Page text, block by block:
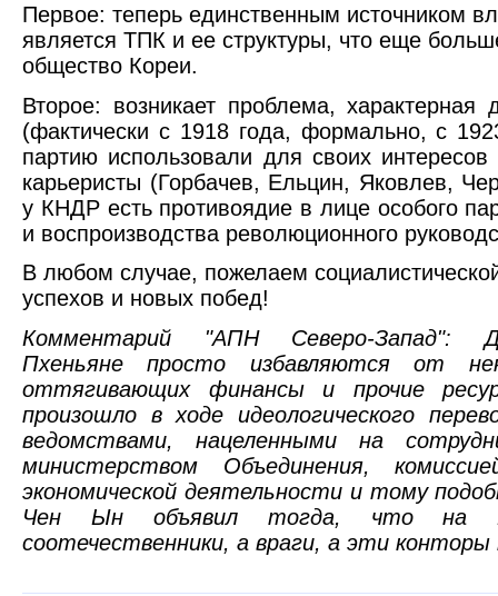
Первое: теперь единственным источником
является ТПК и ее структуры, что еще
общество Кореи.
Второе: возникает проблема, характерная
(фактически с 1918 года, формально, с
партию использовали для своих интересов
карьеристы (Горбачев, Ельцин, Яковлев,
у КНДР есть противоядие в лице особого
и воспроизводства революционного
В любом случае, пожелаем
успехов и новых побед!
Комментарий "АПН Северо-Запад":
Пхеньяне просто избавляются от
оттягивающих финансы и прочие
произошло в ходе идеологического
ведомствами, нацеленными на
министерством Объединения,
экономической деятельности и тому
Чен Ын объявил тогда, что на
соотечественники, а враги, а эти конторы